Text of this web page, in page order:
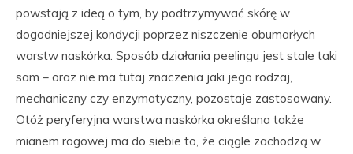
powstają z ideą o tym, by podtrzymywać skórę w
dogodniejszej kondycji poprzez niszczenie obumarłych
warstw naskórka. Sposób działania peelingu jest stale taki
sam – oraz nie ma tutaj znaczenia jaki jego rodzaj,
mechaniczny czy enzymatyczny, pozostaje zastosowany.
Otóż peryferyjna warstwa naskórka określana także
mianem rogowej ma do siebie to, że ciągle zachodzą w